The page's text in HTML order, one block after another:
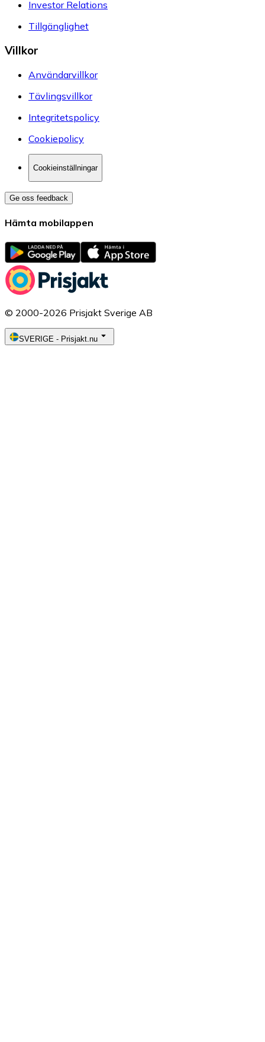
Investor Relations
Tillgänglighet
Villkor
Användarvillkor
Tävlingsvillkor
Integritetspolicy
Cookiepolicy
Cookieinställningar
Ge oss feedback
Hämta mobilappen
© 2000-2026 Prisjakt Sverige AB
SVERIGE - Prisjakt.nu